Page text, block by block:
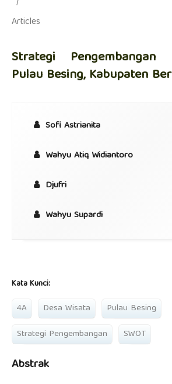
Articles
Strategi Pengembangan
Pulau Besing, Kabupaten
Sofi Astrianita
Wahyu Atiq Widiantoro
Djufri
Wahyu Supardi
Kata Kunci:
4A Desa Wisata
Pulau Besing
Strategi Pengembangan
SWOT
Abstrak